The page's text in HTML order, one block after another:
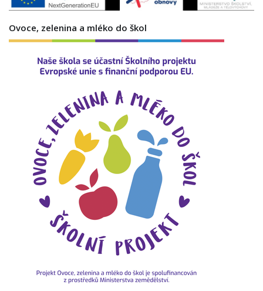
Ovoce, zelenina a mléko do škol